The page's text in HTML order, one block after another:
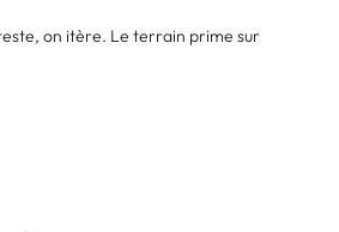
on itère. Le terrain prime sur